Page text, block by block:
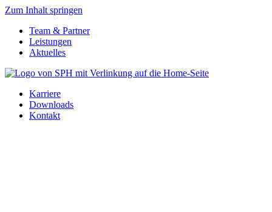
Zum Inhalt springen
Team & Partner
Leistungen
Aktuelles
Karriere
Downloads
Kontakt